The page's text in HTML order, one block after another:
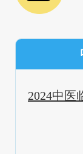
2024中医